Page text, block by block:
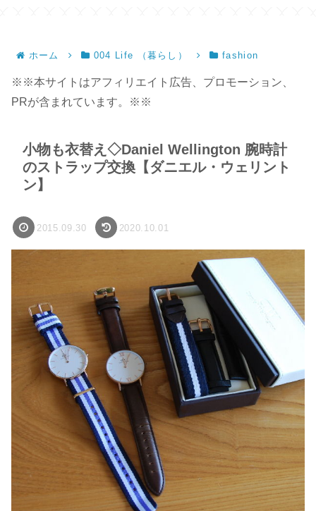
ホーム 004 Life （暮らし） fashion
※※本サイトはアフィリエイト広告、プロモーション、
PRが含まれています。※※
小物も衣替え◇Daniel Wellington 腕時計
のストラップ交換【ダニエル・ウェリント
ン】
2015.09.30 2020.10.01